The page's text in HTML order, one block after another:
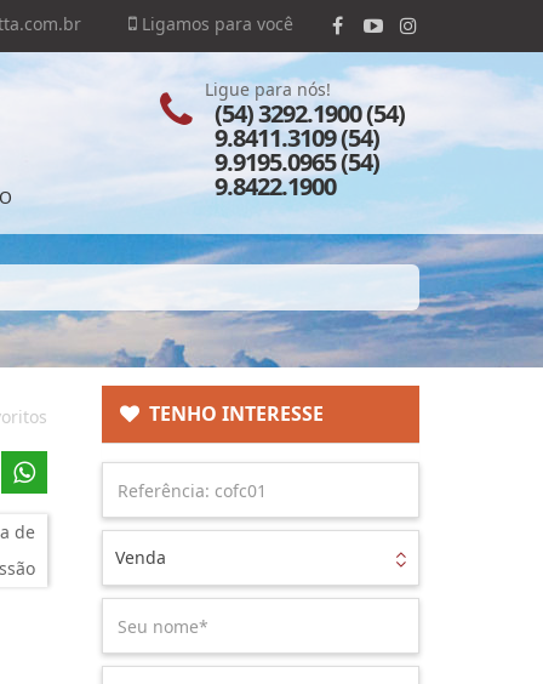
Ligamos para você
Ligue para nós!
(54) 3292.1900 (54)
9.8411.3109 (54)
9.9195.0965 (54)
9.8422.1900
de
TENHO INTERESSE
Venda